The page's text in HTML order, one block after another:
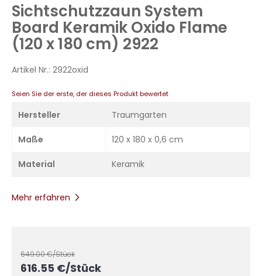
springen
Sichtschutzzaun System
Board Keramik Oxido Flame
(120 x 180 cm) 2922
Artikel Nr.: 2922oxid
Seien Sie der erste, der dieses Produkt bewertet
Hersteller Traumgarten
Maße 120 x 180 x 0,6 cm
Material Keramik
Mehr erfahren
649.00€/Stück
616.55 €/Stück